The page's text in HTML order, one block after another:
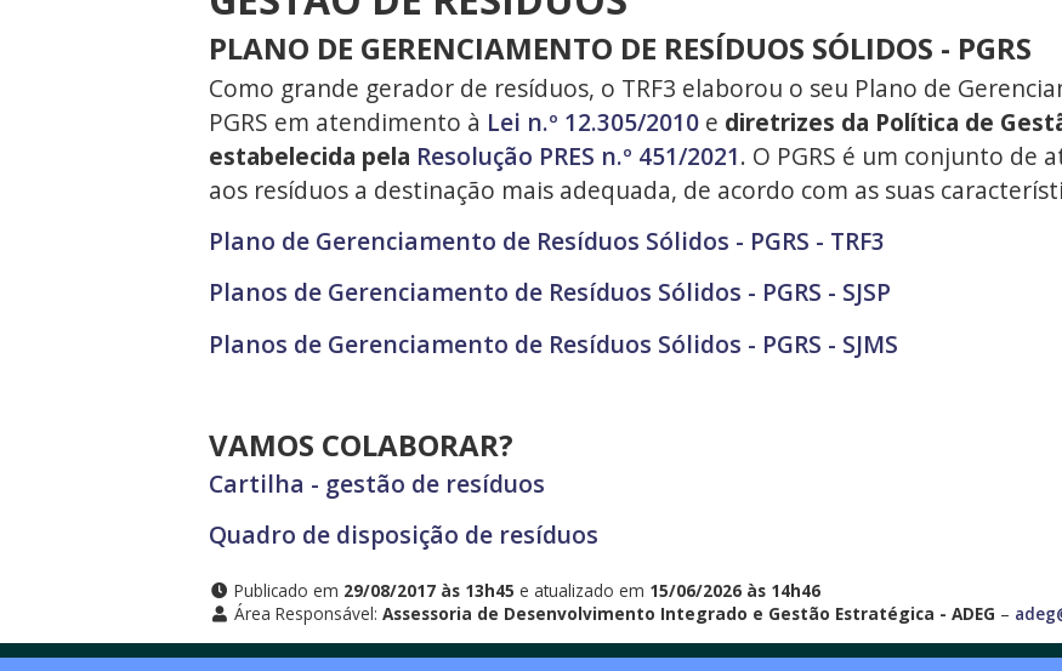
PLANO DE GERENCIAMENTO DE RESÍDUOS SÓLIDOS - PGRS
Como grande gerador de resíduos, o TRF3 elaborou o seu Plano de
PGRS em atendimento à Lei n.º 12.305/2010 e diretrizes da Política de
estabelecida pela Resolução PRES n.º 451/2021. O PGRS é um conjunto de
aos resíduos a destinação mais adequada, de acordo com as suas
Plano de Gerenciamento de Resíduos Sólidos - PGRS - TRF3
Planos de Gerenciamento de Resíduos Sólidos - PGRS - SJSP
Planos de Gerenciamento de Resíduos Sólidos - PGRS - SJMS
VAMOS COLABORAR?
Cartilha - gestão de resíduos
Quadro de disposição de resíduos
Publicado em 29/08/2017 às 13h45 e atualizado em 15/06/2026 às 14h46
Área Responsável: Assessoria de Desenvolvimento Integrado e Gestão Estratégica - ADEG –